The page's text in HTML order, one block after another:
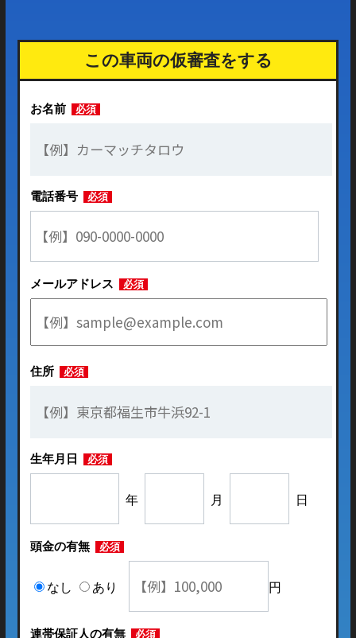
この車両の仮審査をする
お名前 必須
電話番号 必須
メールアドレス 必須
住所 必須
生年月日 必須
年 月 日
頭金の有無 必須
なし あり 円
連帯保証人の有無 必須